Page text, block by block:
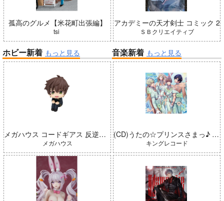
孤高のグルメ【米花町出張編】
tsi
アカデミーの天才剣士 コミック 2
ＳＢクリエイティブ
ホビー新着 もっと見る
メガハウス コードギアス 反逆のルルーシュ るかっぷ 枢木スザク 完成品
メガハウス
音楽新着 もっと見る
(CD)うたの☆プリンスさまっ♪ LIVE EMOTION 2nd Anniversary CD トキヤ・カミュ・瑛二・大和
キングレコード